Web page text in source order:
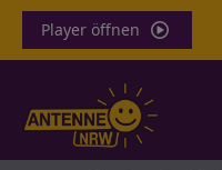
Player öffnen